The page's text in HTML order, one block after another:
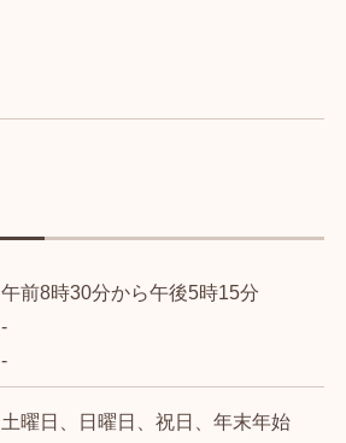
午前8時30分から午後5時15分
-
-
土曜日、日曜日、祝日、年末年始